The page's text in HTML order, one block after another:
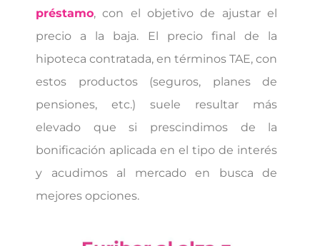
préstamo, con el objetivo de ajustar el
precio a la baja. El precio final de la
hipoteca contratada, en términos TAE, con
estos productos (seguros, planes de
pensiones, etc.) suele resultar más
elevado que si prescindimos de la
bonificación aplicada en el tipo de interés
y acudimos al mercado en busca de
mejores opciones.